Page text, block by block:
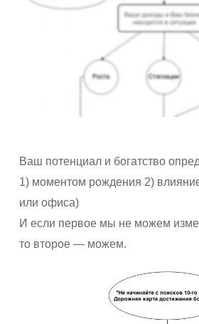
Ваш потенциал и богатство
1) моментом рождения 2)
или офиса)
И если первое мы не можем
то второе — можем.